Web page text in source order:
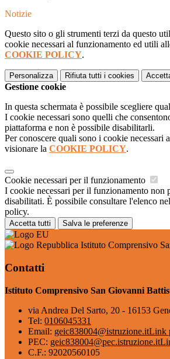
Notizie
Questo sito o gli strumenti terzi da questo
cookie necessari al funzionamento ed utili
COOKIE POLICY.
Personalizza Rifiuta tutti i cookies
Gestione cookie
In questa schermata è possibile scegliere
I cookie necessari sono quelli che
piattaforma e non è possibile disabilitarli.
Per conoscere quali sono i cookie necessari
visionare la COOKIE POLICY.
Cookie necessari per il funzionamento
I cookie necessari per il funzionamento non
disabilitati. È possibile consultare l'elenco
policy.
Accetta tutti Salva le preferenze
Istituto Comprensivo
Contatti
Istituto Comprensivo San Giovanni
via Andrea Del Sarto, 20 - 16153
Tel: 0106045331
Email: geic838004@istruzione.itLink
PEC: geic838004@pec.istruzione.it
C.F.: 92020560105